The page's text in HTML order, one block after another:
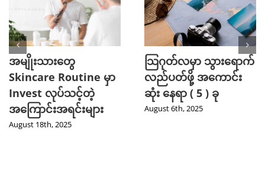
အမျိုးသားတွေ
Skincare Routine မှာ
Invest လုပ်သင့်တဲ့
အကြောင်းအရင်းများ
August 18th, 2025
သြဂုတ်လမှာ သွားရောက်
လည်ပတ်ဖို့ အကောင်း
ဆုံး နေရာ ( 5 ) ခု
August 6th, 2025